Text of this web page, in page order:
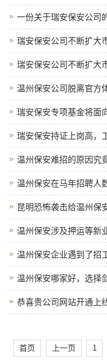
一份关于瑞安保安公司
瑞安保安公司不断扩大
瑞安保安公司不断扩大
温州保安公司脱离官方
瑞安保安专项基金将面
瑞安保安持证上岗高，
温州保安难招的原因究
温州保安在马年招聘人
昆明恐怖袭击给温州保
温州保安涉及押运等新
温州保安企业遇到了招
温州保安哪家好，选择
恭喜贵公司网站开通上
首页 上一页 1